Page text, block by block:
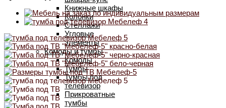
Книжные шкафы
Колонки
Стеллажи
Угловые
элементы
Комоды и тумбы
Комоды
Тумбы
Тумбы под
телевизор
Прикроватные
тумбы